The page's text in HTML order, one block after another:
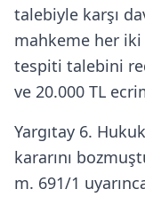
talebiyle karşı
mahkeme her iki
tespiti talebini
ve 20.000 TL
Yargıtay 6.
kararını
m. 691/1